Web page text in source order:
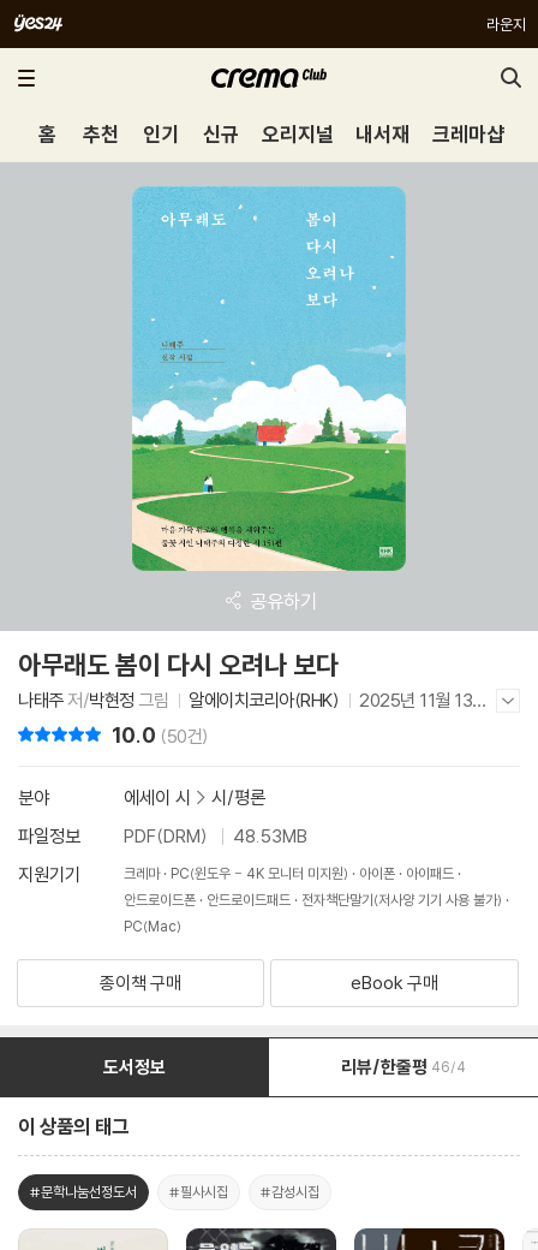
라운지
홈 추천 인기 신규 오리지널 내서재 크레마샵
공유하기
아무래도 봄이 다시 오려나 보다
나태주저/박현정 그림 알에이치코리아(RHK) 2025년 11월 13일
10.0 (50건)
분야 에세이 시 > 시/평론
파일정보
PDF(DRM)
48.53MB
지원기기
크레마 PC(윈도우 - 4K 모니터 미지원) 아이폰
아이패드
안드로이드폰
안드로이드패드
전자책단말기(저사양 기기 사용 불가)
PC(Mac)
종이책 구매 eBook 구매
도서정보 리뷰/한줄평 46/4
이 상품의 태그
#문학나눔선정도서 #필사시집 #감성시집